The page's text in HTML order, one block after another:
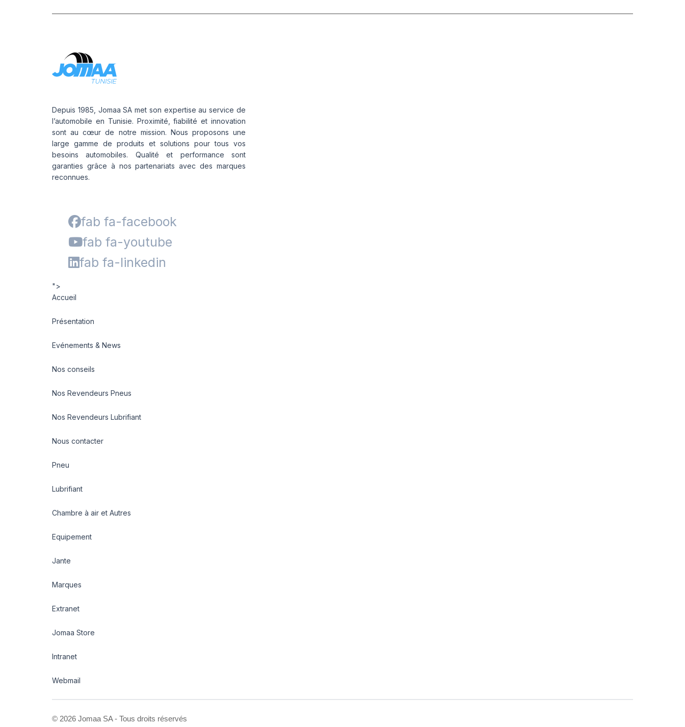
Depuis 1985, Jomaa SA met son expertise au service de
l’automobile en Tunisie. Proximité, fiabilité et innovation
sont au cœur de notre mission. Nous proposons une
large gamme de produits et solutions pour tous vos
besoins automobiles. Qualité et performance sont
garanties grâce à nos partenariats avec des marques
reconnues.
fab fa-facebook
fab fa-youtube
fab fa-linkedin
">
Accueil
Présentation
Evénements & News
Nos conseils
Nos Revendeurs Pneus
Nos Revendeurs Lubrifiant
Nous contacter
Pneu
Lubrifiant
Chambre à air et Autres
Equipement
Jante
Marques
Extranet
Jomaa Store
Intranet
Webmail
© 2026 Jomaa SA - Tous droits réservés